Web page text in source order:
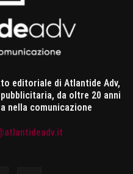
editoriale di Atlantide Adv,
da oltre 20 anni
nella comunicazione